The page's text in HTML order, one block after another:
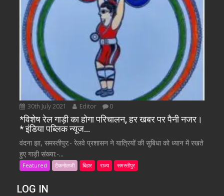
30th July 2021 Editor 0
*विशेष रेल गाड़ी का होगा परिचालन, हर खबर पर पैनी नजर।
* इंडिया पब्लिक न्यूज…
वंदना झा, समस्तीपुर:- रेलवे प्रशासन ने यात्रियों की सुबिधा को ध्यान में रखते
हुए गाड़ी संख्या:-...
Featured टैकनोलजी बिहार राज्य समस्तीपुर
LOG IN